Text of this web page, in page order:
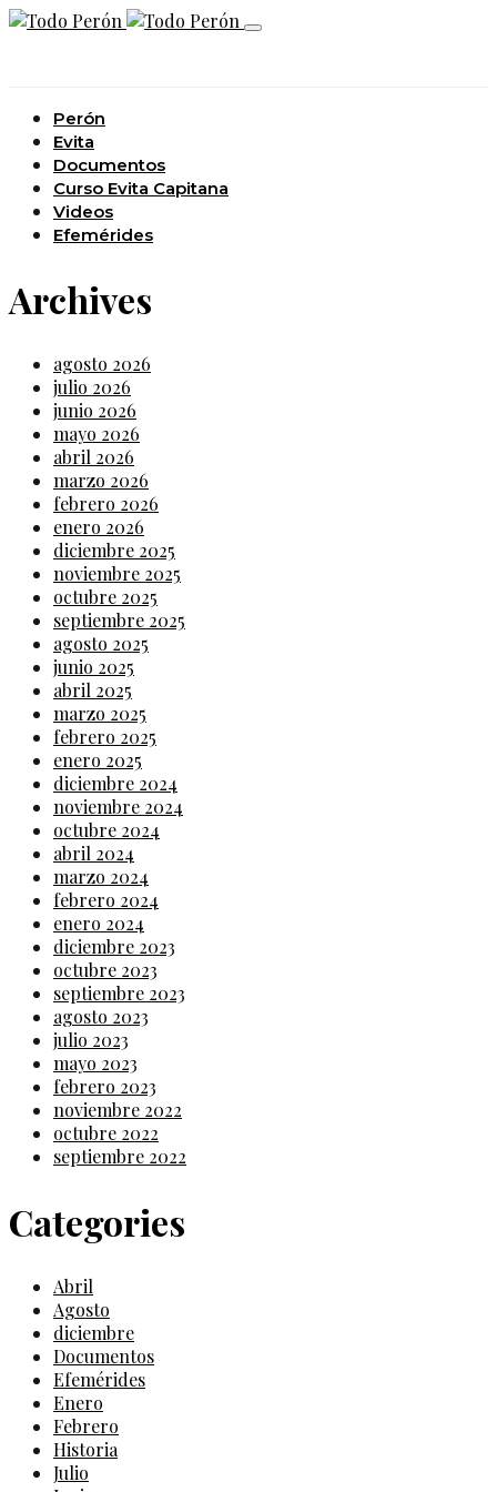
Perón
Evita
Documentos
Curso Evita Capitana
Videos
Efemérides
Archives
agosto 2026
julio 2026
junio 2026
mayo 2026
abril 2026
marzo 2026
febrero 2026
enero 2026
diciembre 2025
noviembre 2025
octubre 2025
septiembre 2025
agosto 2025
junio 2025
abril 2025
marzo 2025
febrero 2025
enero 2025
diciembre 2024
noviembre 2024
octubre 2024
abril 2024
marzo 2024
febrero 2024
enero 2024
diciembre 2023
octubre 2023
septiembre 2023
agosto 2023
julio 2023
mayo 2023
febrero 2023
noviembre 2022
octubre 2022
septiembre 2022
Categories
Abril
Agosto
diciembre
Documentos
Efemérides
Enero
Febrero
Historia
Julio